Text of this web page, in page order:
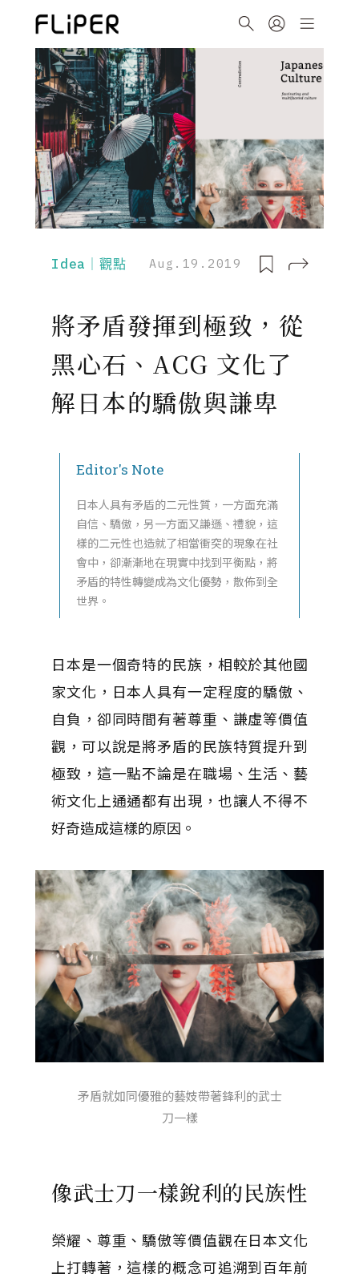
Idea｜觀點 Aug.19.2019
將矛盾發揮到極致，從
黑心石、ACG 文化了
解日本的驕傲與謙卑
Editor's Note
日本人具有矛盾的二元性質，一方面充滿
自信、驕傲，另一方面又謙遜、禮貌，這
樣的二元性也造就了相當衝突的現象在社
會中，卻漸漸地在現實中找到平衡點，將
矛盾的特性轉變成為文化優勢，散佈到全
世界。
日本是一個奇特的民族，相較於其他國
家文化，日本人具有一定程度的驕傲、
自負，卻同時間有著尊重、謙虛等價值
觀，可以說是將矛盾的民族特質提升到
極致，這一點不論是在職場、生活、藝
術文化上通通都有出現，也讓人不得不
好奇造成這樣的原因。
矛盾就如同優雅的藝妓帶著鋒利的武士
刀一樣
像武士刀一樣銳利的民族性
榮耀、尊重、驕傲等價值觀在日本文化
上打轉著，這樣的概念可追溯到百年前